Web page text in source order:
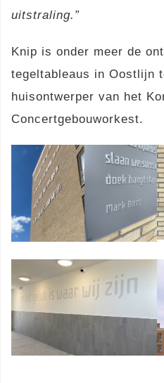
uitstraling.”
Knip is onder meer de
tegeltableaus in Oostlijn
huisontwerper van het
Concertgebouworkest.